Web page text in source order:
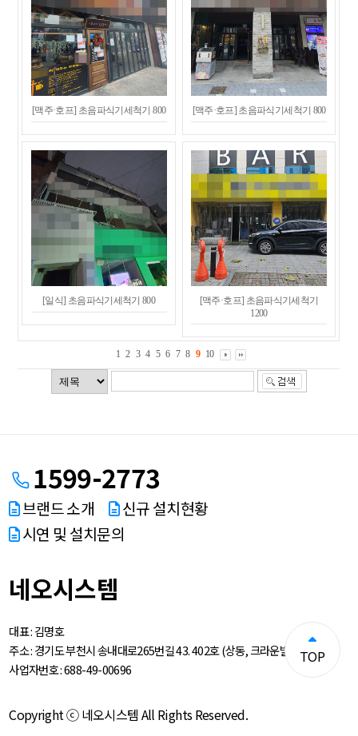
[맥주·호프] 초음파식기세척기 800 [맥주·호프] 초음파식기세척기 800
[일식] 초음파식기세척기 800
[맥주·호프] 초음파식기세척기
1200
1 2 3 4 5 6 7 8 9 10
브랜드 소개
신규 설치현황
시연 및 설치문의
네오시스템
대표 :김명호
주소 :경기도 부천시 송내대로265번길 43. 402호 (상동, 크라운빌딩)
사업자번호 :688-49-00696
Copyright ⓒ 네오시스템 All Rights Reserved.
1599-2773
TOP